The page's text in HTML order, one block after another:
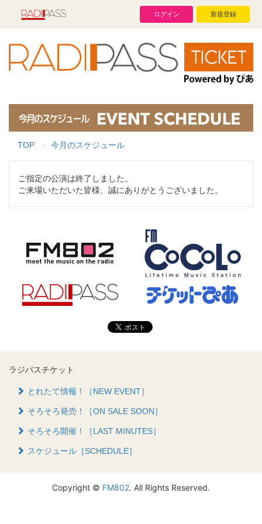
ログイン 新規登録
TOP 今月のスケジュール
ご指定の公演は終了しました。
ご来場いただいた皆様、誠にありがとうございました。
ラジパスチケット
とれたて情報！［NEW EVENT］
そろそろ発売！［ON SALE SOON］
そろそろ開催！［LAST MINUTES］
スケジュール［SCHEDULE］
Copyright © FM802. All Rights Reserved.